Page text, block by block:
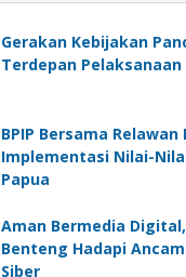
Gerakan Kebijakan
Terdepan Pelaksanaan
BPIP Bersama
Implementasi Nilai-
Papua
Aman Bermedia
Benteng Hadapi
Siber